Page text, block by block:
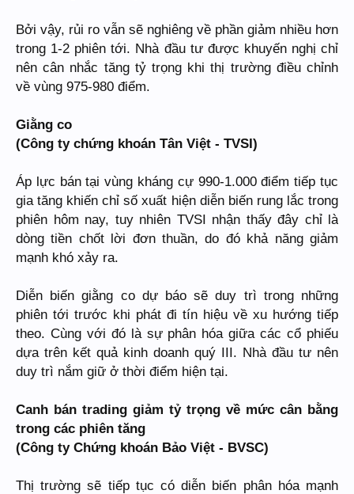
Bởi vậy, rủi ro vẫn sẽ nghiêng về phần giảm nhiều hơn
trong 1-2 phiên tới. Nhà đầu tư được khuyến nghị chỉ
nên cân nhắc tăng tỷ trọng khi thị trường điều chỉnh
về vùng 975-980 điểm.
Giằng co
(Công ty chứng khoán Tân Việt - TVSI)
Áp lực bán tại vùng kháng cự 990-1.000 điểm tiếp tục
gia tăng khiến chỉ số xuất hiện diễn biến rung lắc trong
phiên hôm nay, tuy nhiên TVSI nhận thấy đây chỉ là
dòng tiền chốt lời đơn thuần, do đó khả năng giảm
mạnh khó xảy ra.
Diễn biến giằng co dự báo sẽ duy trì trong những
phiên tới trước khi phát đi tín hiệu về xu hướng tiếp
theo. Cùng với đó là sự phân hóa giữa các cổ phiếu
dựa trên kết quả kinh doanh quý III. Nhà đầu tư nên
duy trì nắm giữ ở thời điểm hiện tại.
Canh bán trading giảm tỷ trọng về mức cân bằng
trong các phiên tăng
(Công ty Chứng khoán Bảo Việt - BVSC)
Thị trường sẽ tiếp tục có diễn biến phân hóa mạnh